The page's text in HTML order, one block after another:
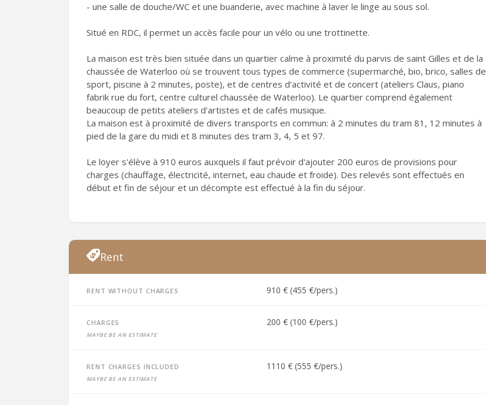
- une salle de douche/WC et une buanderie, avec machine à laver le linge au sous sol.
Situé en RDC, il permet un accès facile pour un vélo ou une trottinette.
La maison est très bien située dans un quartier calme à proximité du parvis de saint Gilles et de la
chaussée de Waterloo où se trouvent tous types de commerce (supermarché, bio, brico, salles de
sport, piscine à 2 minutes, poste), et de centres d'activité et de concert (ateliers Claus, piano
fabrik rue du fort, centre culturel chaussée de Waterloo). Le quartier comprend également
beaucoup de petits ateliers d'artistes et de cafés musique.
La maison est à proximité de divers transports en commun: à 2 minutes du tram 81, 12 minutes à
pied de la gare du midi et 8 minutes des tram 3, 4, 5 et 97.
Le loyer s'élève à 910 euros auxquels il faut prévoir d'ajouter 200 euros de provisions pour
charges (chauffage, électricité, internet, eau chaude et froide). Des relevés sont effectués en
début et fin de séjour et un décompte est effectué à la fin du séjour.
Rent
Rent without charges 910 € (455 €/pers.)
Charges
Maybe be an estimate
200 € (100 €/pers.)
Rent charges included
Maybe be an estimate
1110 € (555 €/pers.)